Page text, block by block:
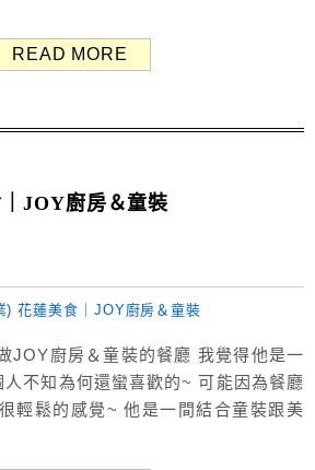
涂媽媽肉粽這裡沒有多賣什麼其他
READ MORE
JOY廚房＆童裝
JOY廚房＆童裝的餐廳 我覺得他是一
不知為何還蠻喜歡的~ 可能因為餐廳
輕鬆的感覺~ 他是一間結合童裝跟美